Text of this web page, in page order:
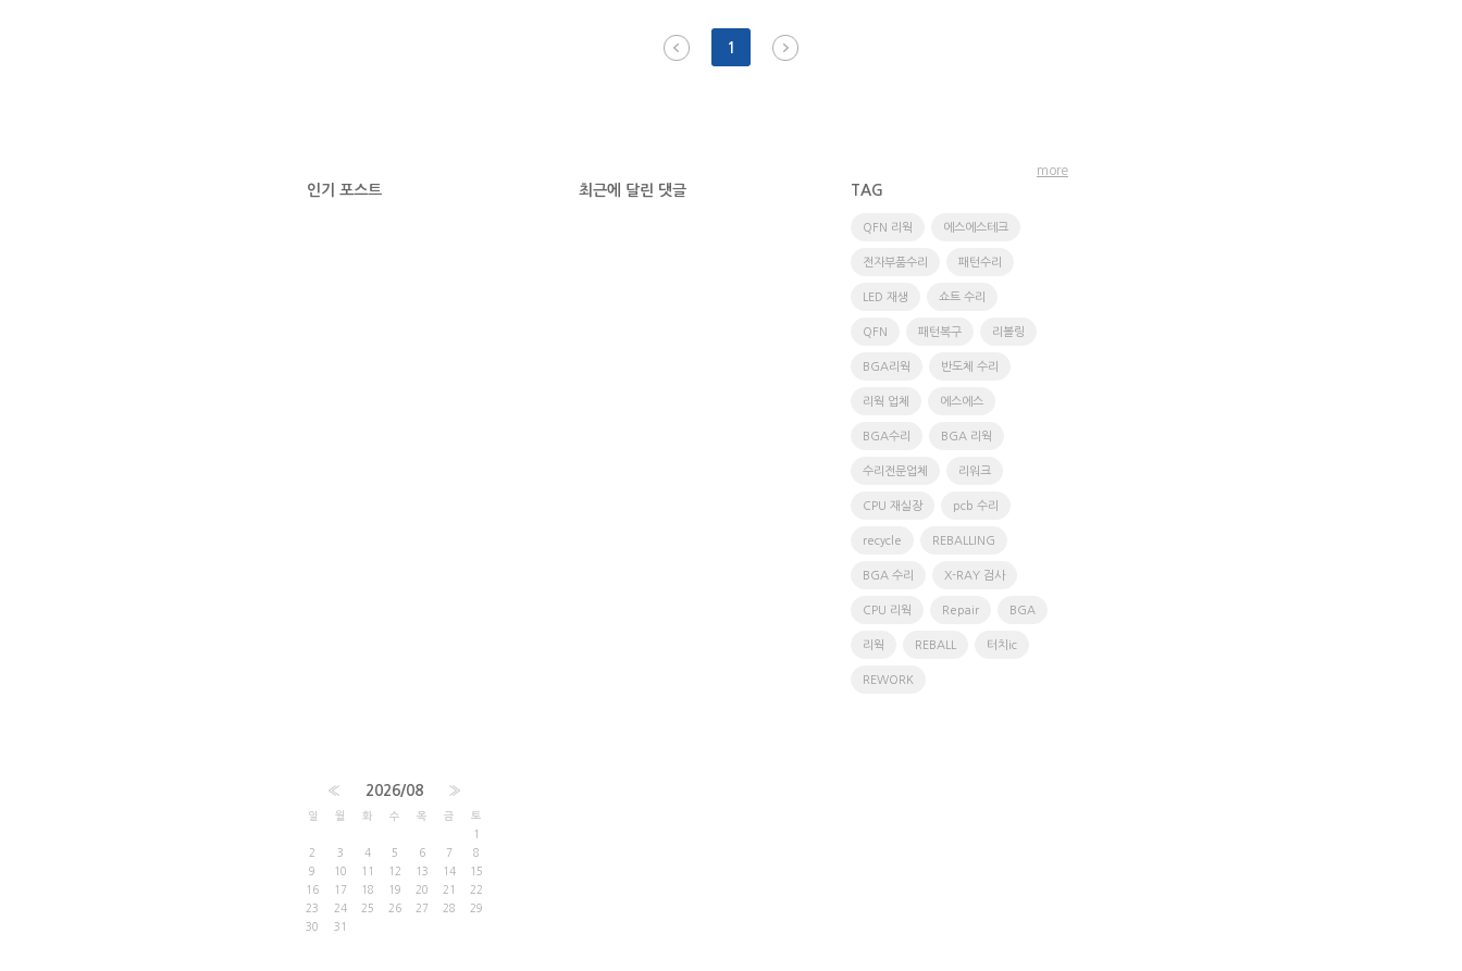
1
인기 포스트 최근에 달린 댓글 TAG
QFN 리웍 에스에스테크
전자부품수리 패턴수리
LED 재생 쇼트 수리
QFN 패턴복구 리볼링
BGA리웍 반도체 수리
리웍 업체 에스에스
BGA수리 BGA 리웍
수리전문업체 리워크
CPU 재실장 pcb 수리
recycle REBALLING
BGA 수리 X-RAY 검사
CPU 리웍 Repair BGA
리웍 REBALL 터치ic
REWORK
more
« 2026/08 »
일 월 화 수 목 금 토
1
2
3 4 5 6 7
8
9
10 11 12 13 14
15
16
17 18 19 20 21
22
23
24 25 26 27 28
29
30
31